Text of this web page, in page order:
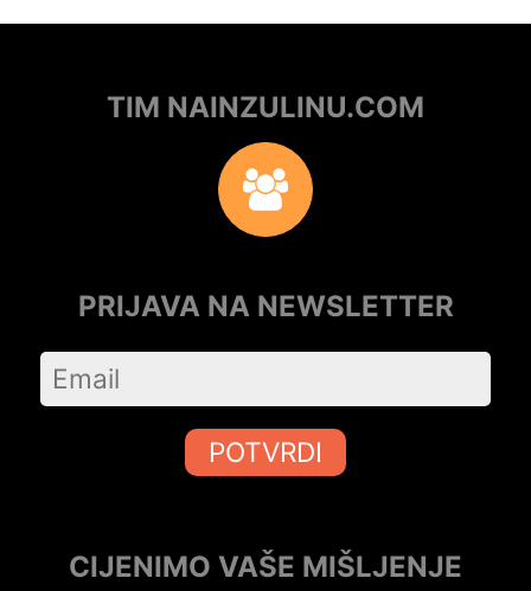
TIM NAINZULINU.COM
PRIJAVA NA NEWSLETTER
POTVRDI
CIJENIMO VAŠE MIŠLJENJE